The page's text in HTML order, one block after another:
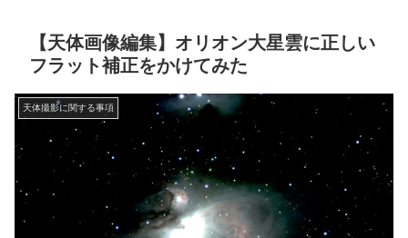
【天体画像編集】オリオン大星雲に正しい
フラット補正をかけてみた
天体撮影に関する事項